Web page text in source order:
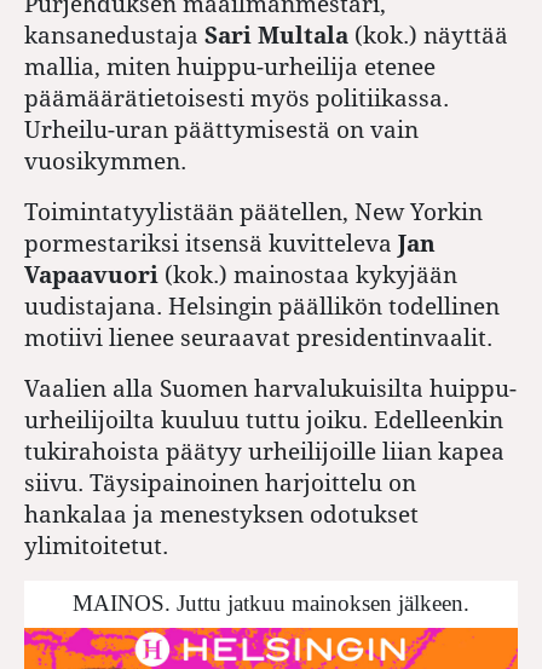
kansanedustaja Sari Multala (kok.) näyttää
mallia, miten huippu-urheilija etenee
päämäärätietoisesti myös politiikassa.
Urheilu-uran päättymisestä on vain
vuosikymmen.
Toimintatyylistään päätellen, New Yorkin
pormestariksi itsensä kuvitteleva Jan
Vapaavuori (kok.) mainostaa kykyjään
uudistajana. Helsingin päällikön todellinen
motiivi lienee seuraavat presidentinvaalit.
Vaalien alla Suomen harvalukuisilta huippu-
urheilijoilta kuuluu tuttu joiku. Edelleenkin
tukirahoista päätyy urheilijoille liian kapea
siivu. Täysipainoinen harjoittelu on
hankalaa ja menestyksen odotukset
ylimitoitetut.
MAINOS. Juttu jatkuu mainoksen jälkeen.